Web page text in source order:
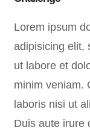
Lorem ipsum
adipisicing elit,
ut labore et
minim veniam.
laboris nisi ut
Duis aute irure